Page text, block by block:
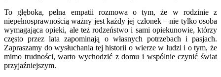
To głęboka, pełna empatii rozmowa o tym, że w rodzinie z
niepełnosprawnością ważny jest każdy jej członek – nie tylko osoba
wymagająca opieki, ale też rodzeństwo i sami opiekunowie, którzy
często przez lata zapominają o własnych potrzebach i pasjach.
Zapraszamy do wysłuchania tej historii o wierze w ludzi i o tym, że
mimo trudności, warto wychodzić z domu i wspólnie czynić świat
przyjaźniejszym.